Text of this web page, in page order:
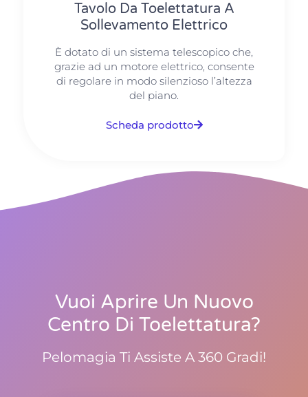
Tavolo Da Toelettatura A
Sollevamento Elettrico
È dotato di un sistema telescopico che,
grazie ad un motore elettrico, consente
di regolare in modo silenzioso l’altezza
del piano.
Scheda prodotto
Vuoi Aprire Un Nuovo
Centro Di Toelettatura?
Pelomagia Ti Assiste A 360 Gradi!